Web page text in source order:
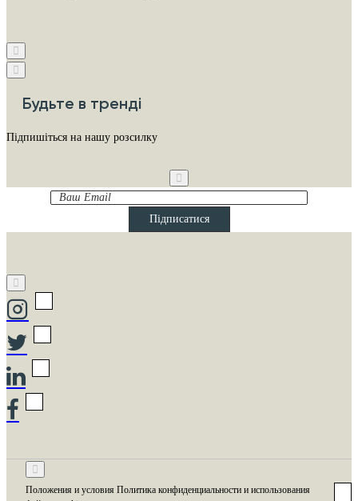
Будьте в тренді
Підпишіться на нашу розсилку
Ваш
Підписатися
Положения и условия Политика конфиденциальности и использования